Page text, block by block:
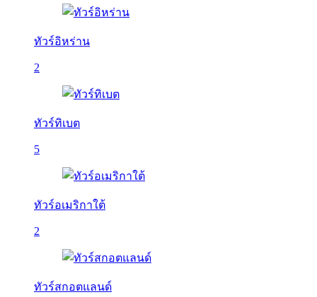
ทัวร์อิหร่าน
2
ทัวร์ทิเบต
5
ทัวร์อเมริกาใต้
2
ทัวร์สกอตแลนด์